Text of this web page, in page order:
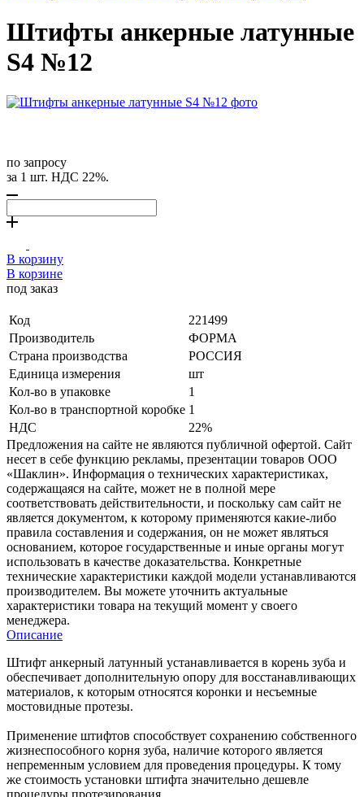
Штифты анкерные латунные
S4 №12
по запросу
за 1 шт. НДС 22%.
В корзину
В корзине
под заказ
Код
221499
Производитель
ФОРМА
Страна производства
РОССИЯ
Единица измерения
шт
Кол-во в упаковке
1
Кол-во в транспортной коробке 1
НДС
22%
Предложения на сайте не являются публичной офертой. Сайт
несет в себе функцию рекламы, презентации товаров ООО
«Шаклин». Информация о технических характеристиках,
содержащаяся на сайте, может не в полной мере
соответствовать действительности, и поскольку сам сайт не
является документом, к которому применяются какие-либо
правила составления и содержания, он не может являться
основанием, которое государственные и иные органы могут
использовать в качестве доказательства. Конкретные
технические характеристики каждой модели устанавливаются
производителем. Вы можете уточнить актуальные
характеристики товара на текущий момент у своего
менеджера.
Описание
Штифт анкерный латунный устанавливается в корень зуба и
обеспечивает дополнительную опору для восстанавливающих
материалов, к которым относятся коронки и несъемные
мостовидные протезы.
Применение штифтов способствует сохранению собственного
жизнеспособного корня зуба, наличие которого является
непременным условием для проведения процедуры. К тому
же стоимость установки штифта значительно дешевле
процедуры протезирования.